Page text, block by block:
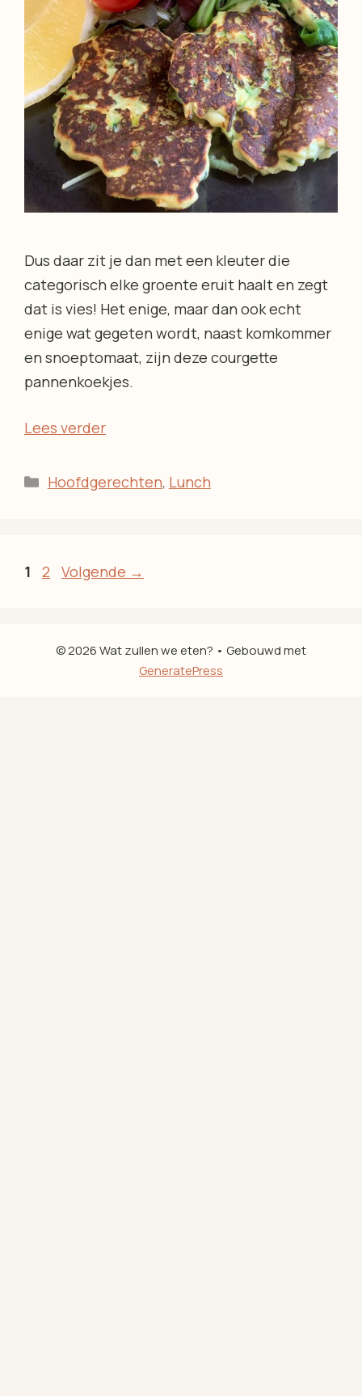
Dus daar zit je dan met een kleuter die
categorisch elke groente eruit haalt en zegt
dat is vies! Het enige, maar dan ook echt
enige wat gegeten wordt, naast komkommer
en snoeptomaat, zijn deze courgette
pannenkoekjes.
Lees verder
Categorieën
Hoofdgerechten, Lunch
Pagina
1 Pagina
2 Volgende →
© 2026 Wat zullen we eten? • Gebouwd met
GeneratePress